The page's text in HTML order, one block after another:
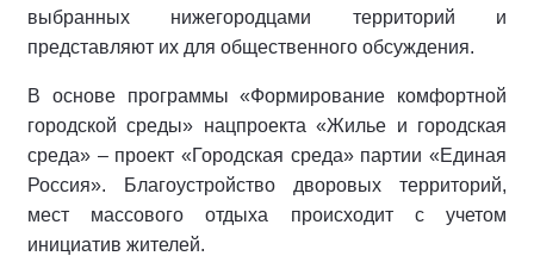
выбранных нижегородцами территорий и
представляют их для общественного обсуждения.
В основе программы «Формирование комфортной
городской среды» нацпроекта «Жилье и городская
среда» – проект «Городская среда» партии «Единая
Россия». Благоустройство дворовых территорий,
мест массового отдыха происходит c учетом
инициатив жителей.